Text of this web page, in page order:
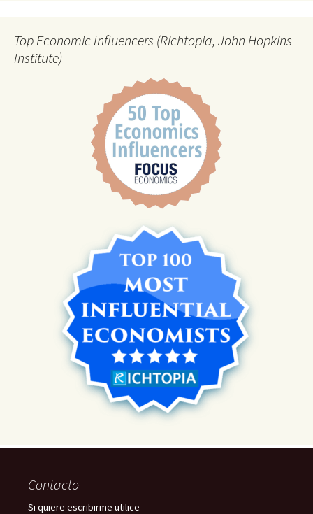
Top Economic Influencers (Richtopia, John Hopkins
Institute)
Contacto
Si quiere escribirme utilice